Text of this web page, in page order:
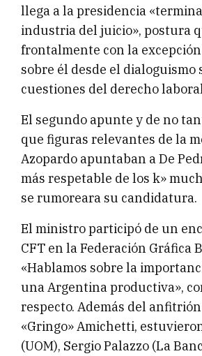
llega a la presidencia
industria del juicio», postura
frontalmente con la
sobre él desde el dialoguismo
cuestiones del derecho
El segundo apunte y de no
que figuras relevantes de la
Azopardo apuntaban a De
más respetable de los k»
se rumoreara su candidatura.
El ministro participó de un
CFT en la Federación Gráfica
«Hablamos sobre la
una Argentina productiva»,
respecto. Además del
«Gringo» Amichetti,
(UOM), Sergio Palazzo (La